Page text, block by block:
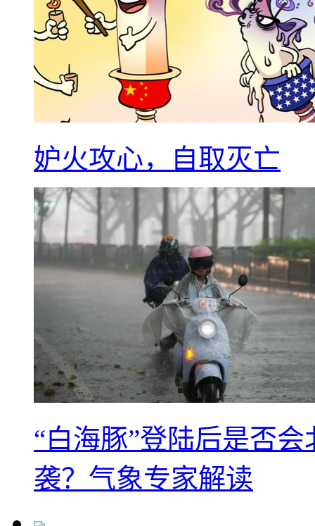
妒火攻心，自取灭亡
“白海豚”登陆后是否
袭？气象专家解读